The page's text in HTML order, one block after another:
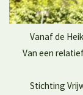
Vanaf de
Van een
Stichting